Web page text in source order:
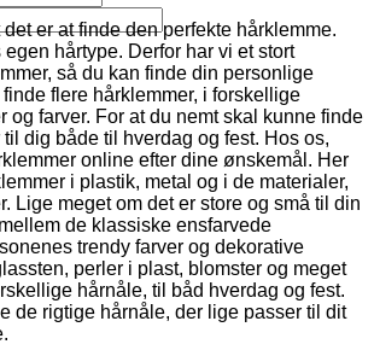
er at finde den perfekte hårklemme.
hårtype. Derfor har vi et stort
så du kan finde din personlige
flere hårklemmer, i forskellige
og farver. For at du nemt skal kunne finde
dig både til hverdag og fest. Hos os,
online efter dine ønskemål. Her
i plastik, metal og i de materialer,
Lige meget om det er store og små til din
de klassiske ensfarvede
trendy farver og dekorative
perler i plast, blomster og meget
hårnåle, til båd hverdag og fest.
de rigtige hårnåle, der lige passer til dit